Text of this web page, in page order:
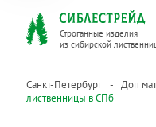
Строганные изделия
из сибирской
Санкт-Петербург Доп
лиственницы в СПб